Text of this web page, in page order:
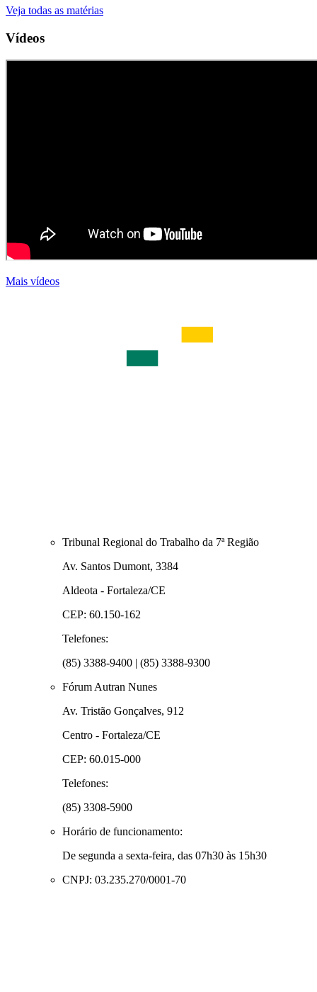
Veja todas as matérias
Vídeos
Mais vídeos
Tribunal Regional do Trabalho da 7ª Região
Av. Santos Dumont, 3384
Aldeota - Fortaleza/CE
CEP: 60.150-162
Telefones:
(85) 3388-9400 | (85) 3388-9300
Fórum Autran Nunes
Av. Tristão Gonçalves, 912
Centro - Fortaleza/CE
CEP: 60.015-000
Telefones:
(85) 3308-5900
Horário de funcionamento:
De segunda a sexta-feira, das 07h30 às 15h30
CNPJ: 03.235.270/0001-70